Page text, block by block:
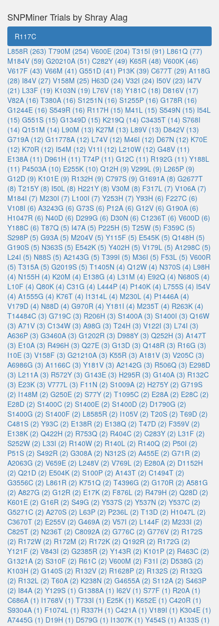
SNPMiner Trials by Shray Alag
R117C
L858R (263) T790M (254) V600E (204) T315I (91) L861Q (77)
M184V (59) G20210A (51) C282Y (49) K65R (48) V600K (46)
V617F (43) V66M (41) G551D (41) P13K (39) C677T (29) A118G
(28) I84V (27) V158M (25) H63D (24) V32I (24) I50V (23) I47V
(21) L33F (19) K103N (19) L76V (18) Y181C (18) D816V (17)
V82A (16) T380A (16) S1251N (16) S1255P (16) G178R (16)
G1244E (16) S549R (16) R117H (15) M41L (15) S549N (15) I54L
(15) G551S (15) G1349D (15) K219Q (14) C3435T (14) S768I
(14) Q151M (14) L90M (13) K27M (13) L89V (13) D842V (13)
G719A (12) G11778A (12) L74V (12) M46I (12) D67N (12) K70E
(12) K70R (12) I54M (12) V11I (12) L210W (12) G48V (11)
E138A (11) D961H (11) T74P (11) G12C (11) R192G (11) Y188L
(11) P4503A (10) E255K (10) Q12H (9) V299L (9) L265P (9)
G12D (9) K101E (9) R132H (9) C797S (9) G1691A (8) G2677T
(8) T215Y (8) I50L (8) H221Y (8) V30M (8) F317L (7) V106A (7)
M184I (7) M230I (7) L100I (7) Y253H (7) Y93H (6) F227C (6)
V108I (6) A3243G (6) G73S (6) P12A (6) G12V (6) G190A (6)
H1047R (6) N40D (6) D299G (6) D30N (6) C1236T (6) V600D (6)
Y188C (6) T87Q (5) I47A (5) P225H (5) T25W (5) F359C (5)
S298P (5) G93A (5) M204V (5) Y115F (5) E545K (5) Q148H (5)
G190S (5) N363S (5) E542K (5) Y402H (5) V179L (5) A1298C (5)
L24I (5) N88S (5) A2143G (5) T399I (5) M36I (5) F53L (5) V600R
(5) T315A (5) G2019S (5) T1405N (4) Q12W (4) N370S (4) L98H
(4) N155H (4) K20M (4) E138G (4) L31M (4) E92Q (4) N680S (4)
L10F (4) Q80K (4) C31G (4) L444P (4) P140K (4) L755S (4) I54V
(4) A1555G (4) K76T (4) I1314L (4) M230L (4) P1446A (4)
V179D (4) N88D (4) G970R (4) Y181I (4) M235T (4) R263K (4)
T14484C (3) G719C (3) R206H (3) S1400A (3) S1400I (3) Q16W
(3) A71V (3) C134W (3) A98G (3) T24H (3) V122I (3) L74I (3)
A636P (3) G3460A (3) G1202R (3) D988Y (3) Q252H (3) A147T
(3) E10A (3) R496H (3) Q27E (3) G13D (3) Q148R (3) R16G (3)
I10E (3) V158F (3) G21210A (3) K55R (3) A181V (3) V205C (3)
A6986G (3) A1166C (3) Y181V (3) A2142G (3) R506Q (3) E298D
(3) L211A (3) R572Y (3) G143E (3) H295R (3) G140A (3) R132C
(3) E23K (3) V777L (3) F11N (2) S1009A (2) H275Y (2) G719S
(2) I148M (2) G250E (2) S77Y (2) T1095C (2) E28A (2) E28C (2)
E28D (2) S1400C (2) S1400E (2) S1400D (2) D1790G (2)
S1400G (2) S1400F (2) L8585R (2) I105V (2) T20S (2) T69D (2)
C481S (2) Y93C (2) E138R (2) E138Q (2) T47D (2) F359V (2)
E138K (2) Q422H (2) R753Q (2) R404C (2) C283Y (2) L31F (2)
S252W (2) L33I (2) R140W (2) R140L (2) R140Q (2) P50I (2)
P51S (2) S492R (2) G308A (2) N312S (2) A455E (2) G71R (2)
A2063G (2) V659E (2) L248V (2) V769L (2) E280A (2) D1152H
(2) Q21D (2) E504K (2) S100P (2) A143T (2) C1494T (2)
G3556C (2) L861R (2) K751Q (2) T4396G (2) G170R (2) A581G
(2) A827G (2) G12R (2) E17K (2) F876L (2) R479H (2) Q28D (2)
K601E (2) G16R (2) S49G (2) Y537S (2) Y537N (2) Y537C (2)
G5271C (2) A270S (2) L63P (2) P236L (2) T13D (2) H1047L (2)
C3670T (2) E255V (2) G469A (2) V57I (2) L144F (2) M233I (2)
C825T (2) N236T (2) C8092A (2) G776C (2) G776V (2) R172S
(2) R172W (2) R172M (2) R172K (2) Q192R (2) R172G (2)
Y121F (2) V843I (2) G2385R (2) Y143R (2) K101P (2) R463C (2)
G1321A (2) S310F (2) R61C (2) V600M (2) F31I (2) D538G (2)
K103H (2) G140S (2) R132V (2) R1628P (2) R132S (2) R132G
(2) R132L (2) T60A (2) K238N (2) G4655A (2) S112A (2) S463P
(2) I84A (2) Y129S (1) G1388A (1) I62V (1) S77F (1) R20A (1)
C686A (1) I1768V (1) T733I (1) E25K (1) K652E (1) C420R (1)
S9304A (1) F1074L (1) R337H (1) C421A (1) V189I (1) K304E (1)
A7445G (1) D19H (1) D579G (1) I1307K (1) Y454S (1) A133S (1)